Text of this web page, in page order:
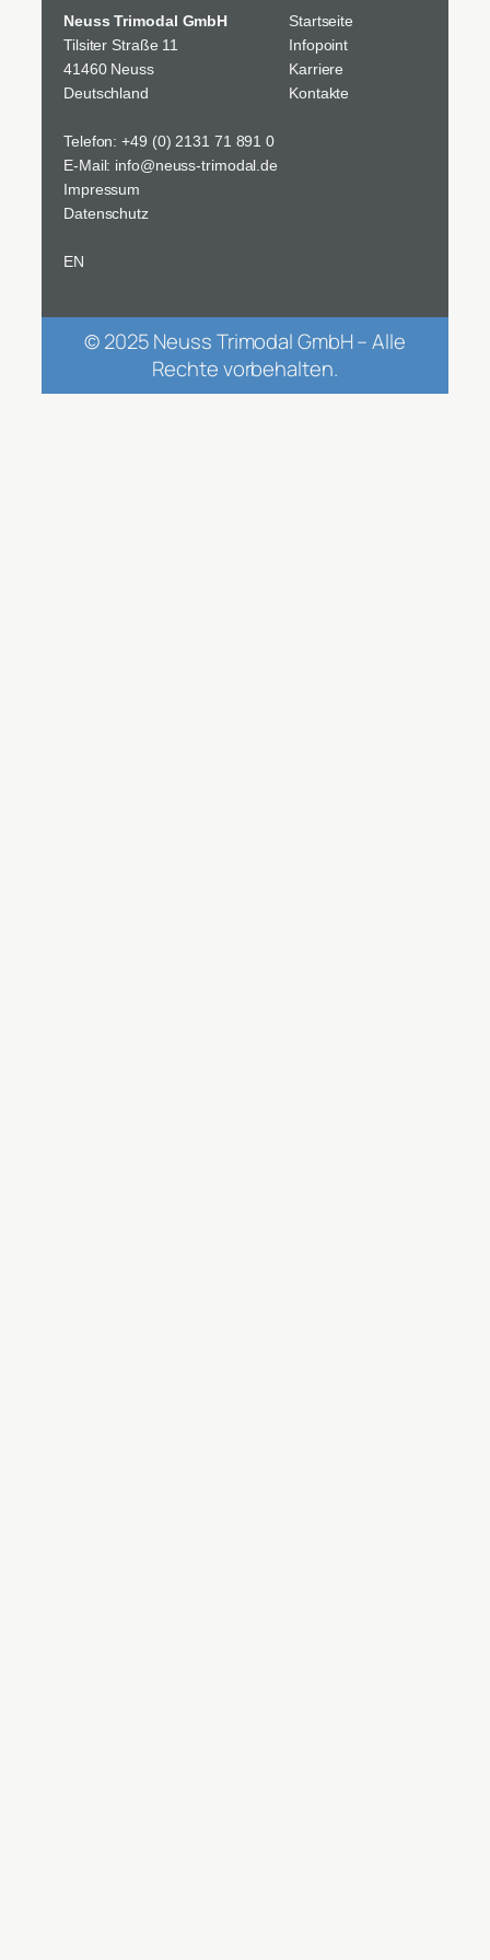
Neuss Trimodal GmbH
Tilsiter Straße 11
41460 Neuss
Deutschland
Telefon:+49 (0) 2131 71 891 0
E-Mail: info@neuss-trimodal.de
Startseite
Infopoint
Karriere
Kontakte
Impressum
Datenschutz
EN
© 2025 Neuss Trimodal GmbH – Alle
Rechte vorbehalten.